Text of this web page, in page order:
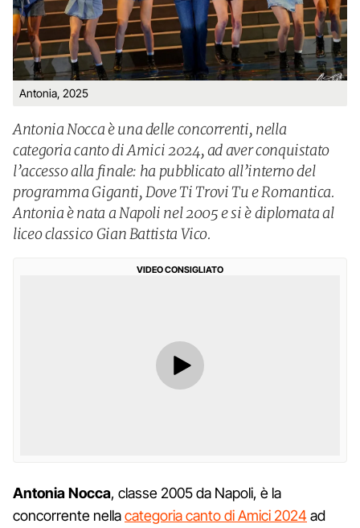
Antonia, 2025
Antonia Nocca è una delle concorrenti, nella
categoria canto di Amici 2024, ad aver conquistato
l’accesso alla finale: ha pubblicato all’interno del
programma Giganti, Dove Ti Trovi Tu e Romantica.
Antonia è nata a Napoli nel 2005 e si è diplomata al
liceo classico Gian Battista Vico.
VIDEO CONSIGLIATO
AntoniaNocca, classe 2005 da Napoli, è la
concorrente nellacategoria canto di Amici 2024ad